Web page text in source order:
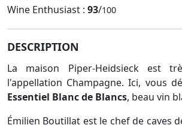
Wine Enthusiast : 93/100
DESCRIPTION
La maison Piper-Heidsieck est
l'appellation Champagne. Ici, vous
Essentiel Blanc de Blancs, beau vin
Émilien Boutillat est le chef de caves